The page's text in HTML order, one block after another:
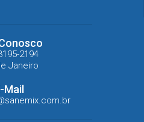
2194
Janeiro
Mail